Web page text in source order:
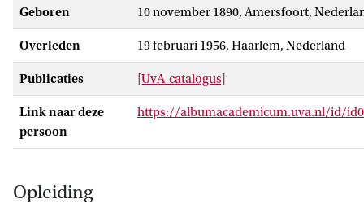
Geboren 10 november 1890, Amersfoort,
Overleden 19 februari 1956, Haarlem, Nederland
Publicaties [UvA-catalogus]
Link naar deze
persoon
https://albumacademicum.uva.nl/id/
Opleiding